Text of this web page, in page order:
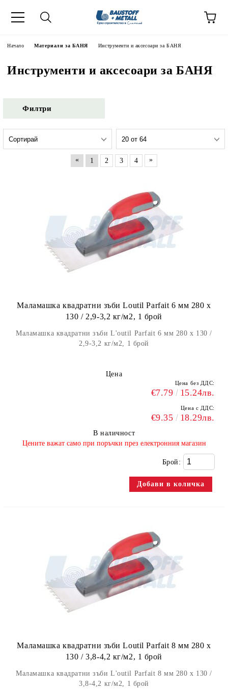
Начало Материали за БАНЯ Инструменти и аксесоари за БАНЯ
Инструменти и аксесоари за БАНЯ
Филтри
« 1 2 3 4 »
Маламашка квадратни зъби Loutil Parfait 6 мм 280 х
130 / 2,9-3,2 кг/м2, 1 брой
Маламашка квадратни зъби L'outil Parfait 6 мм 280 х 130 /
2,9-3,2 кг/м2, 1 брой
Цена
Цена без ДДС:
€7.79 15.24лв.
Цена с ДДС:
€9.35 18.29лв.
В наличност
​Цените важат само при поръчки през електронния магазин
Брой:
Маламашка квадратни зъби Loutil Parfait 8 мм 280 х
130 / 3,8-4,2 кг/м2, 1 брой
Маламашка квадратни зъби L'outil Parfait 8 мм 280 х 130 /
3,8-4,2 кг/м2, 1 брой